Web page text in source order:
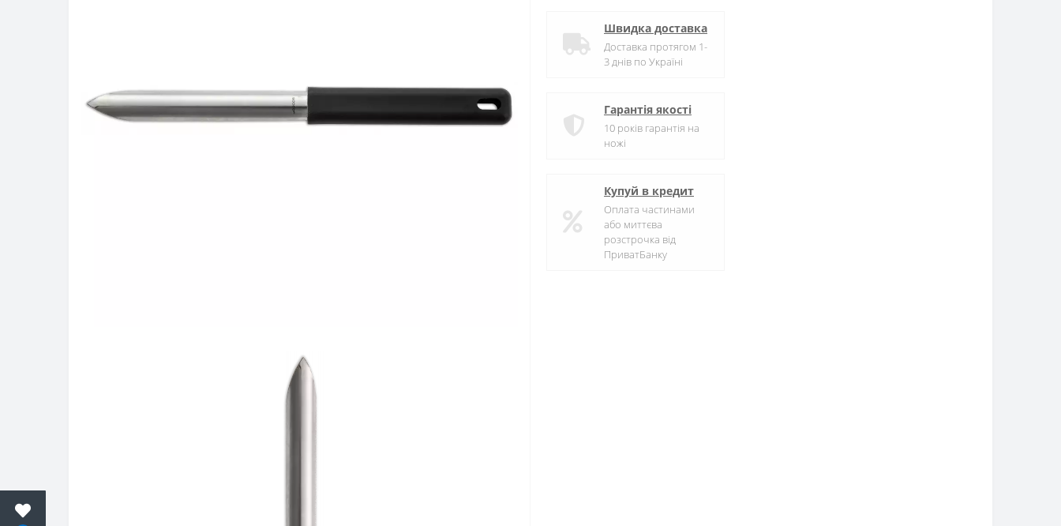
Швидка доставка
Доставка протягом 1-
3 днів по Україні
Гарантія якості
10 років гарантія на
ножі
Купуй в кредит
Оплата частинами
або миттєва
розстрочка від
ПриватБанку